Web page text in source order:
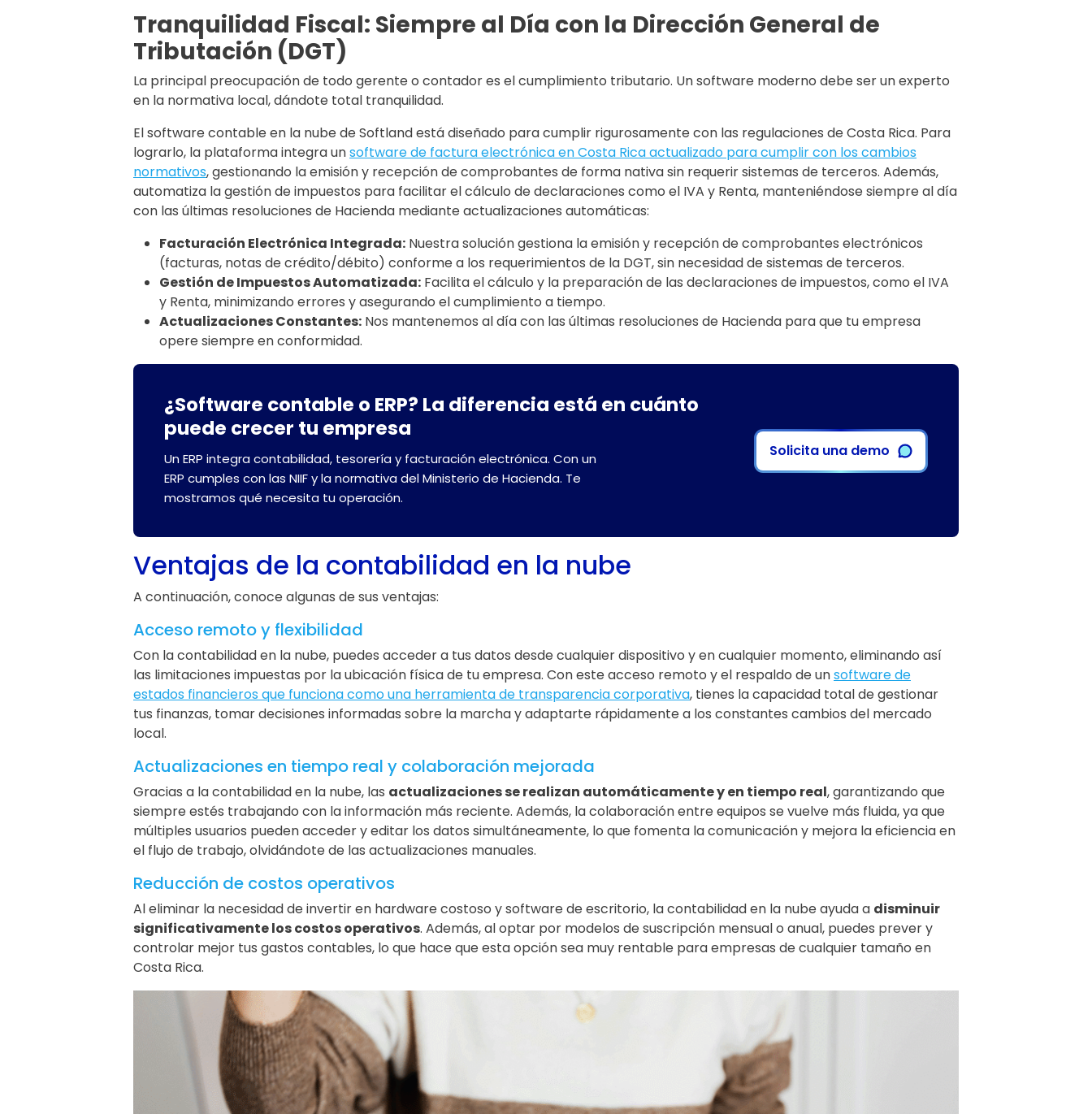
Tranquilidad Fiscal: Siempre al Día con la Dirección General de
Tributación (DGT)
La principal preocupación de todo gerente o contador es el cumplimiento tributario. Un software moderno debe ser un experto
en la normativa local, dándote total tranquilidad.
El software contable en la nube de Softland está diseñado para cumplir rigurosamente con las regulaciones de Costa Rica. Para
lograrlo, la plataforma integra unsoftware de factura electrónica en Costa Rica actualizado para cumplir con los cambios
normativos, gestionando la emisión y recepción de comprobantes de forma nativa sin requerir sistemas de terceros. Además,
automatiza la gestión de impuestos para facilitar el cálculo de declaraciones como el IVA y Renta, manteniéndose siempre al día
con las últimas resoluciones de Hacienda mediante actualizaciones automáticas:
Facturación Electrónica Integrada: Nuestra solución gestiona la emisión y recepción de comprobantes electrónicos
(facturas, notas de crédito/débito) conforme a los requerimientos de la DGT, sin necesidad de sistemas de terceros.
Gestión de Impuestos Automatizada: Facilita el cálculo y la preparación de las declaraciones de impuestos, como el IVA
y Renta, minimizando errores y asegurando el cumplimiento a tiempo.
Actualizaciones Constantes: Nos mantenemos al día con las últimas resoluciones de Hacienda para que tu empresa
opere siempre en conformidad.
¿Software contable o ERP? La diferencia está en cuánto
puede crecer tu empresa
Un ERP integra contabilidad, tesorería y facturación electrónica. Con un
ERP cumples con las NIIF y la normativa del Ministerio de Hacienda. Te
mostramos qué necesita tu operación.
Solicita una demo
Ventajas de la contabilidad en la nube
A continuación, conoce algunas de sus ventajas:
Acceso remoto y flexibilidad
Con la contabilidad en la nube, puedes acceder a tus datos desde cualquier dispositivo y en cualquier momento, eliminando así
las limitaciones impuestas por la ubicación física de tu empresa. Con este acceso remoto y el respaldo de unsoftware de
estados financieros que funciona como una herramienta de transparencia corporativa, tienes la capacidad total de gestionar
tus finanzas, tomar decisiones informadas sobre la marcha y adaptarte rápidamente a los constantes cambios del mercado
local.
Actualizaciones en tiempo real y colaboración mejorada
Gracias a la contabilidad en la nube, las actualizaciones se realizan automáticamente y en tiempo real, garantizando que
siempre estés trabajando con la información más reciente. Además, la colaboración entre equipos se vuelve más fluida, ya que
múltiples usuarios pueden acceder y editar los datos simultáneamente, lo que fomenta la comunicación y mejora la eficiencia en
el flujo de trabajo, olvidándote de las actualizaciones manuales.
Reducción de costos operativos
Al eliminar la necesidad de invertir en hardware costoso y software de escritorio, la contabilidad en la nube ayuda a disminuir
significativamente los costos operativos. Además, al optar por modelos de suscripción mensual o anual, puedes prever y
controlar mejor tus gastos contables, lo que hace que esta opción sea muy rentable para empresas de cualquier tamaño en
Costa Rica.